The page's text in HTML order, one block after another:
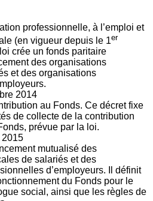
professionnelle, à l’emploi et
(en vigueur depuis le 1er
crée un fonds paritaire
des organisations
et des organisations
2014
au Fonds. Ce décret fixe
de collecte de la contribution
prévue par la loi.
2015
mutualisé des
de salariés et des
d’employeurs. Il définit
du Fonds pour le
social, ainsi que les règles de